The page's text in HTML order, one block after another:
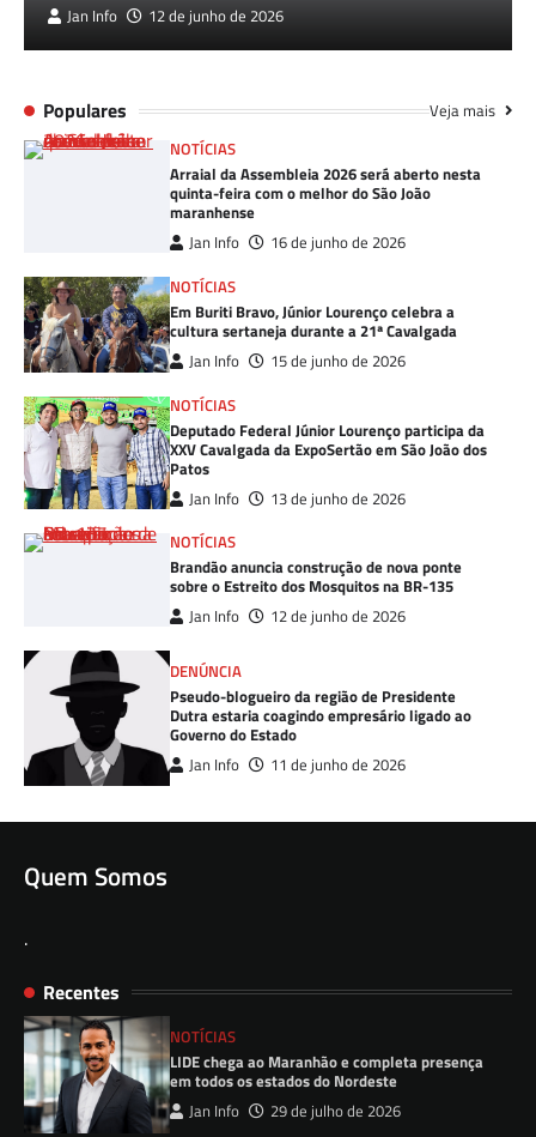
Jan Info 12 de junho de 2026
Populares Veja mais
NOTÍCIAS
Arraial da Assembleia 2026 será aberto nesta
quinta-feira com o melhor do São João
maranhense
Jan Info
16 de junho de 2026
NOTÍCIAS
Em Buriti Bravo, Júnior Lourenço celebra a
cultura sertaneja durante a 21ª Cavalgada
Jan Info
15 de junho de 2026
NOTÍCIAS
Deputado Federal Júnior Lourenço participa da
XXV Cavalgada da ExpoSertão em São João dos
Patos
Jan Info
13 de junho de 2026
NOTÍCIAS
Brandão anuncia construção de nova ponte
sobre o Estreito dos Mosquitos na BR-135
Jan Info 12 de junho de 2026
DENÚNCIA
Pseudo-blogueiro da região de Presidente
Dutra estaria coagindo empresário ligado ao
Governo do Estado
Jan Info 11 de junho de 2026
Quem Somos
.
Recentes
NOTÍCIAS
LIDE chega ao Maranhão e completa presença
em todos os estados do Nordeste
Jan Info 29 de julho de 2026